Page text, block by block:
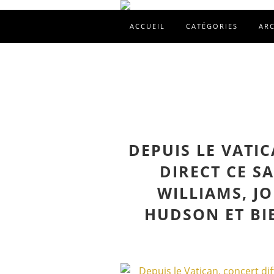
ACCUEIL CATÉGORIES
DEPUIS LE
DIRECT CE
WILLIAMS,
HUDSON ET